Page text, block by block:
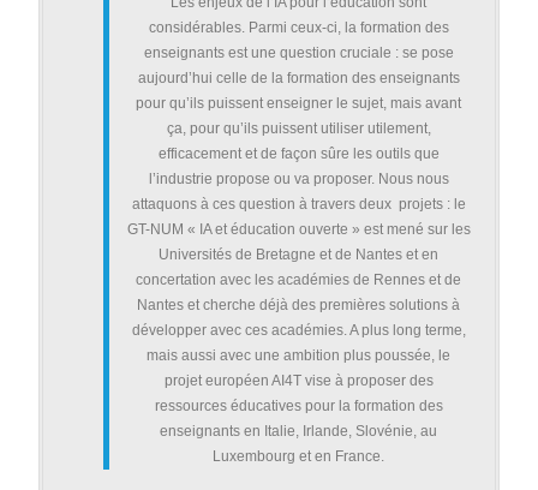
considérables. Parmi ceux-ci, la formation des
enseignants est une question cruciale : se pose
aujourd’hui celle de la formation des enseignants
pour qu’ils puissent enseigner le sujet, mais avant
ça, pour qu’ils puissent utiliser utilement,
efficacement et de façon sûre les outils que
l’industrie propose ou va proposer. Nous nous
attaquons à ces question à travers deux projets : le
GT-NUM « IA et éducation ouverte » est mené sur les
Universités de Bretagne et de Nantes et en
concertation avec les académies de Rennes et de
Nantes et cherche déjà des premières solutions à
développer avec ces académies. A plus long terme,
mais aussi avec une ambition plus poussée, le
projet européen AI4T vise à proposer des
ressources éducatives pour la formation des
enseignants en Italie, Irlande, Slovénie, au
Luxembourg et en France.